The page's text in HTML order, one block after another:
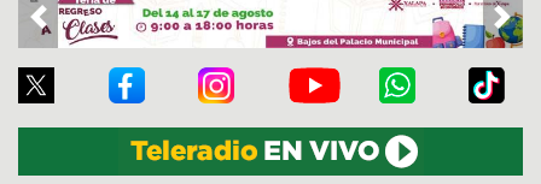
Previous